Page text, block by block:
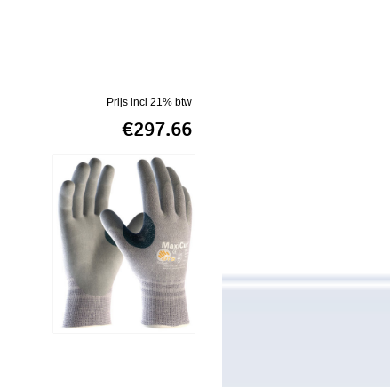
Prijs incl 21% btw
€297.66